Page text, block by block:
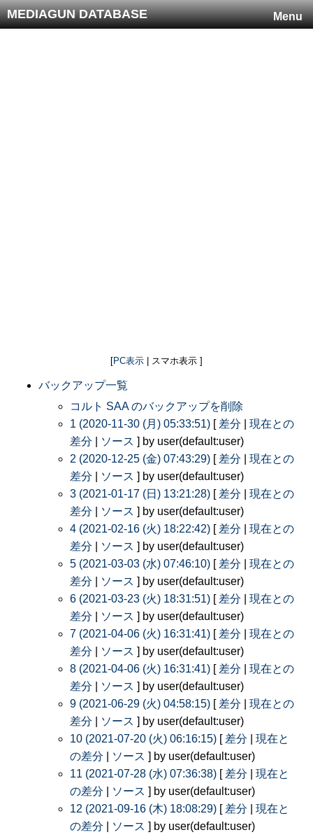
Menu
MEDIAGUN DATABASE
[PC表示 | スマホ表示 ]
バックアップ一覧
コルト SAA のバックアップを削除
1 (2020-11-30 (月) 05:33:51) [ 差分
現在との
差分
ソース ] by user(default:user)
2 (2020-12-25 (金) 07:43:29) [ 差分
現在との
差分
ソース ] by user(default:user)
3 (2021-01-17 (日) 13:21:28) [ 差分
現在との
差分
ソース ] by user(default:user)
4 (2021-02-16 (火) 18:22:42) [ 差分
現在との
差分
ソース ] by user(default:user)
5 (2021-03-03 (水) 07:46:10) [ 差分
現在との
差分
ソース ] by user(default:user)
6 (2021-03-23 (火) 18:31:51) [ 差分
現在との
差分
ソース ] by user(default:user)
7 (2021-04-06 (火) 16:31:41) [ 差分
現在との
差分
ソース ] by user(default:user)
8 (2021-04-06 (火) 16:31:41) [ 差分
現在との
差分
ソース ] by user(default:user)
9 (2021-06-29 (火) 04:58:15) [ 差分
現在との
差分
ソース ] by user(default:user)
10 (2021-07-20 (火) 06:16:15) [ 差分
現在と
の差分
ソース ] by user(default:user)
11 (2021-07-28 (水) 07:36:38) [ 差分
現在と
の差分
ソース ] by user(default:user)
12 (2021-09-16 (木) 18:08:29) [ 差分
現在と
の差分
ソース ] by user(default:user)